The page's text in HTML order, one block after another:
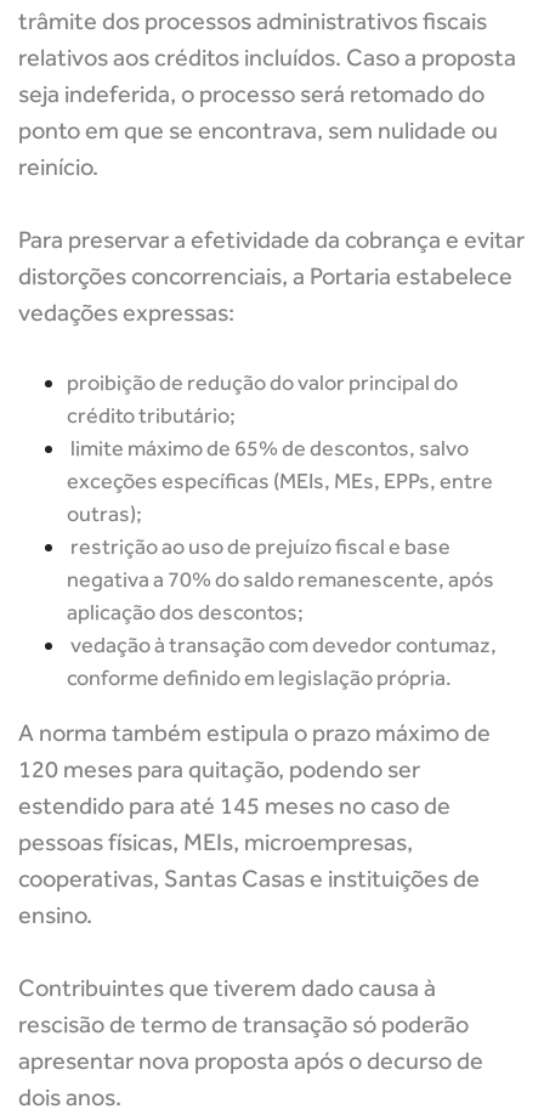
trâmite dos processos administrativos fiscais
relativos aos créditos incluídos. Caso a proposta
seja indeferida, o processo será retomado do
ponto em que se encontrava, sem nulidade ou
reinício.
Para preservar a efetividade da cobrança e evitar
distorções concorrenciais, a Portaria estabelece
vedações expressas:
proibição de redução do valor principal do
crédito tributário;
limite máximo de 65% de descontos, salvo
exceções específicas (MEIs, MEs, EPPs, entre
outras);
restrição ao uso de prejuízo fiscal e base
negativa a 70% do saldo remanescente, após
aplicação dos descontos;
vedação à transação com devedor contumaz,
conforme definido em legislação própria.
A norma também estipula o prazo máximo de
120 meses para quitação, podendo ser
estendido para até 145 meses no caso de
pessoas físicas, MEIs, microempresas,
cooperativas, Santas Casas e instituições de
ensino.
Contribuintes que tiverem dado causa à
rescisão de termo de transação só poderão
apresentar nova proposta após o decurso de
dois anos.